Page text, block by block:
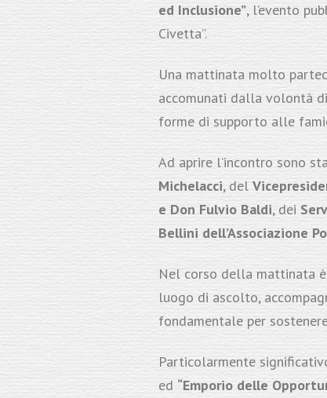
ed Inclusione”, l’evento
Civetta”.
Una mattinata molto
accomunati dalla volontà
forme di supporto alle
Ad aprire l’incontro sono
Michelacci, del
e Don Fulvio Baldi, dei
Bellini dell’Associazione
Nel corso della mattinata è
luogo di ascolto,
fondamentale per
Particolarmente
ed “Emporio delle